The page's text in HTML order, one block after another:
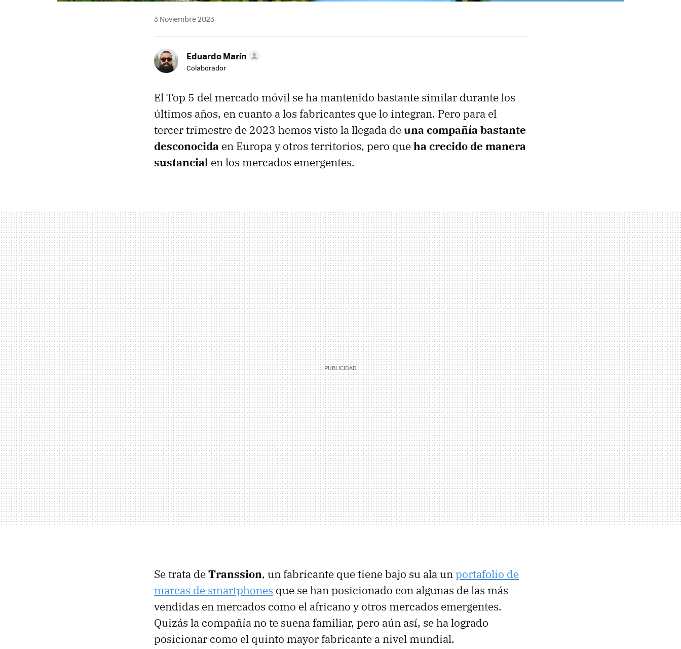
3 Noviembre 2023
Eduardo Marín
Colaborador
El Top 5 del mercado móvil se ha mantenido bastante similar durante los
últimos años, en cuanto a los fabricantes que lo integran. Pero para el
tercer trimestre de 2023 hemos visto la llegada deuna compañía bastante
desconocida en Europa y otros territorios, pero queha crecido de manera
sustancial en los mercados emergentes.
Se trata deTranssion, un fabricante que tiene bajo su ala unportafolio de
marcas de smartphones que se han posicionado con algunas de las más
vendidas en mercados como el africano y otros mercados emergentes.
Quizás la compañía no te suena familiar, pero aún así, se ha logrado
posicionar como el quinto mayor fabricante a nivel mundial.